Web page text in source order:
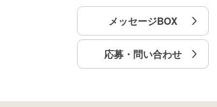
メッセージBOX
応募・問い合わせ